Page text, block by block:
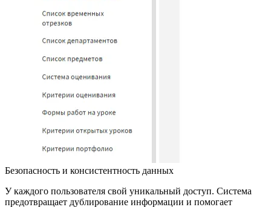
Безопасность и консистентность данных
У каждого пользователя свой уникальный доступ. Система
предотвращает дублирование информации и помогает